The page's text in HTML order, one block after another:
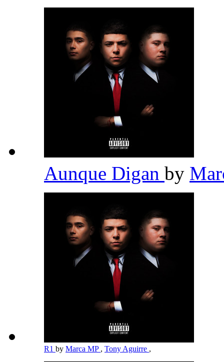
Aunque Digan by
R1 by Marca MP , Tony Aguirre ,